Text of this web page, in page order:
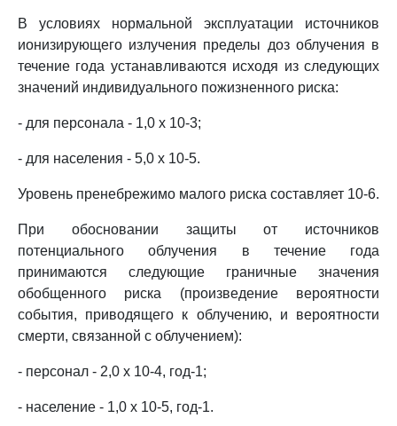
В условиях нормальной эксплуатации источников
ионизирующего излучения пределы доз облучения в
течение года устанавливаются исходя из следующих
значений индивидуального пожизненного риска:
- для персонала - 1,0 x 10-3;
- для населения - 5,0 x 10-5.
Уровень пренебрежимо малого риска составляет 10-6.
При обосновании защиты от источников
потенциального облучения в течение года
принимаются следующие граничные значения
обобщенного риска (произведение вероятности
события, приводящего к облучению, и вероятности
смерти, связанной с облучением):
- персонал - 2,0 x 10-4, год-1;
- население - 1,0 x 10-5, год-1.